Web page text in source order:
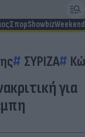
ΣπορShowbizWeekend
ΣΥΡΙΖΑ
για